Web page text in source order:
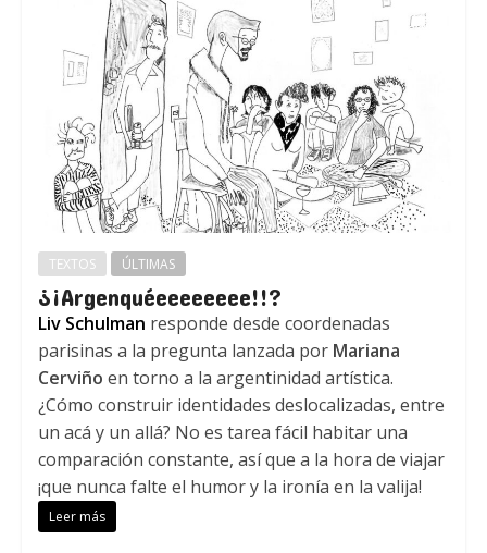
TEXTOS ÚLTIMAS
¿¡Argenquéeeeeeeee!!?
Liv Schulman responde desde coordenadas
parisinas a la pregunta lanzada por Mariana
Cerviño en torno a la argentinidad artística.
¿Cómo construir identidades deslocalizadas, entre
un acá y un allá? No es tarea fácil habitar una
comparación constante, así que a la hora de viajar
¡que nunca falte el humor y la ironía en la valija!
Leer más